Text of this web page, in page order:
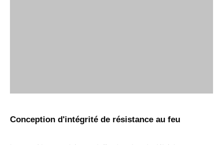
Conception d'intégrité de résistance au feu